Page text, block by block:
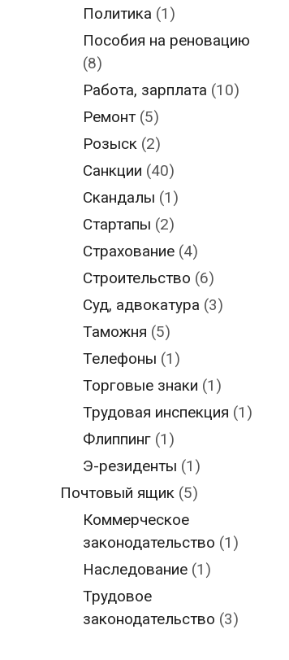
Политика (1)
Пособия на реновацию
(8)
Работа, зарплата (10)
Ремонт (5)
Розыск (2)
Санкции (40)
Скандалы (1)
Стартапы (2)
Страхование (4)
Строительство (6)
Суд, адвокатура (3)
Таможня (5)
Телефоны (1)
Торговые знаки (1)
Трудовая инспекция (1)
Флиппинг (1)
Э-резиденты (1)
Почтовый ящик(5)
Коммерческое
законодательство (1)
Наследование (1)
Трудовое
законодательство (3)